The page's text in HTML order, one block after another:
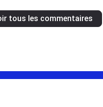
tous les commentaires